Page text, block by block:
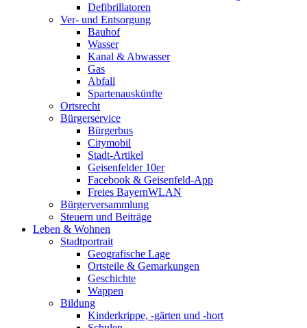
Defibrillatoren
Ver- und Entsorgung
Bauhof
Wasser
Kanal & Abwasser
Gas
Abfall
Spartenauskünfte
Ortsrecht
Bürgerservice
Bürgerbus
Citymobil
Stadt-Artikel
Geisenfelder 10er
Facebook & Geisenfeld-App
Freies BayernWLAN
Bürgerversammlung
Steuern und Beiträge
Leben & Wohnen
Stadtportrait
Geografische Lage
Ortsteile & Gemarkungen
Geschichte
Wappen
Bildung
Kinderkrippe, -gärten und -hort